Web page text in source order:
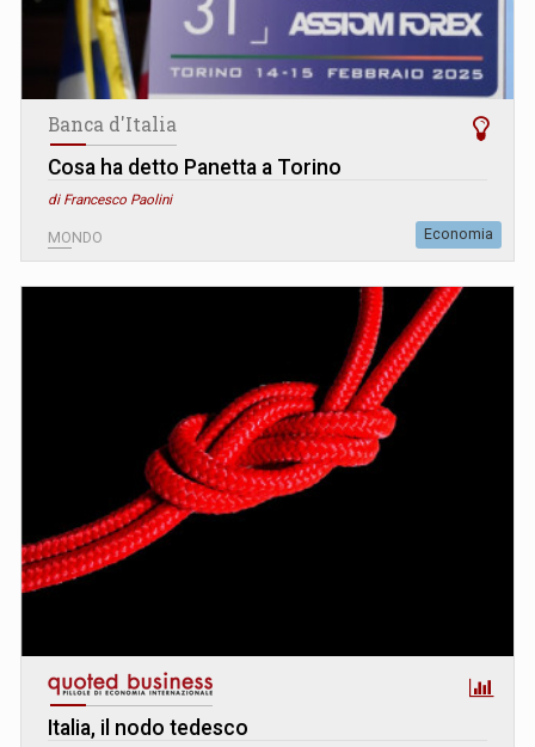
Banca d'Italia
Cosa ha detto Panetta a Torino
di Francesco Paolini
MONDO Economia
Italia, il nodo tedesco